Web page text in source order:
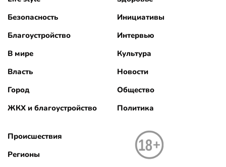
Безопасность
Благоустройство
В мире
Власть
Город
ЖКХ и благоустройство
Инициативы
Интервью
Культура
Новости
Общество
Политика
Происшествия
Регионы